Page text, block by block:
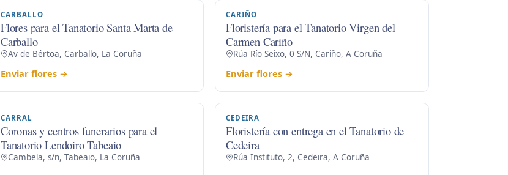
CARBALLO
Flores para el Tanatorio Santa Marta de
Carballo
Av de Bértoa, Carballo, La Coruña
Enviar flores →
CARIÑO
Floristería para el Tanatorio Virgen del
Carmen Cariño
Rúa Río Seixo, 0 S/N, Cariño, A Coruña
Enviar flores →
CARRAL
Coronas y centros funerarios para el
Tanatorio Lendoiro Tabeaio
Cambela, s/n, Tabeaio, La Coruña
CEDEIRA
Floristería con entrega en el Tanatorio de
Cedeira
Rúa Instituto, 2, Cedeira, A Coruña